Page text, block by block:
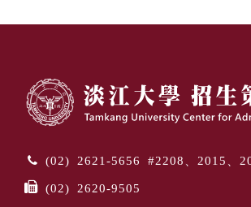
(02) 2621-5656 #2208、2015、
(02) 2620-9505